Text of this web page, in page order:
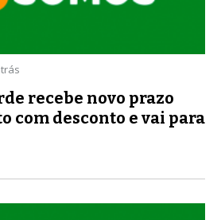
recebe novo prazo
com desconto e vai para